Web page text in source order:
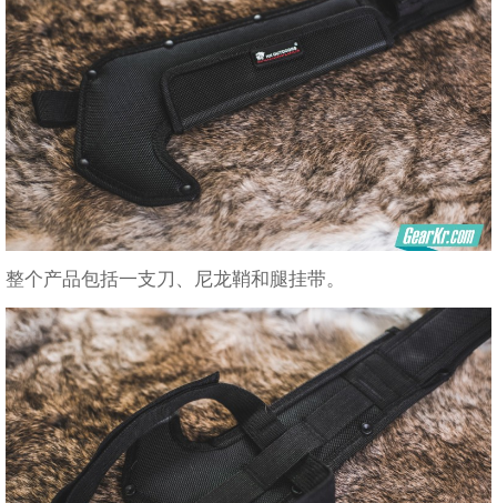
整个产品包括一支刀、尼龙鞘和腿挂带。